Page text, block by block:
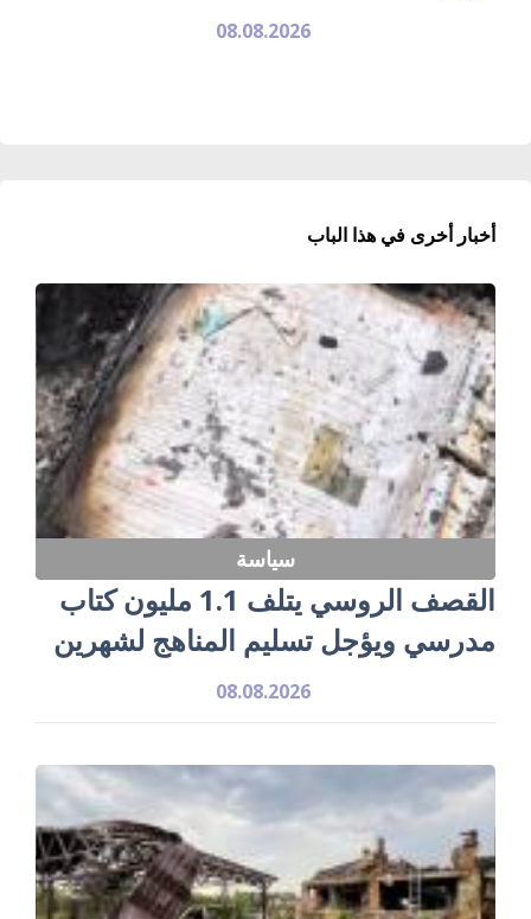
08.08.2026
أخبار أخرى في هذا الباب
سياسة
القصف الروسي يتلف 1.1 مليون كتاب
مدرسي ويؤجل تسليم المناهج لشهرين
08.08.2026